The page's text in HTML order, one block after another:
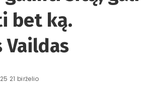
bet ką.
Vaildas
21 birželio